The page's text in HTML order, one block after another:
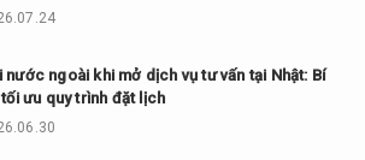
nước ngoài khi mở dịch vụ tư vấn tại Nhật: Bí
ưu quy trình đặt lịch